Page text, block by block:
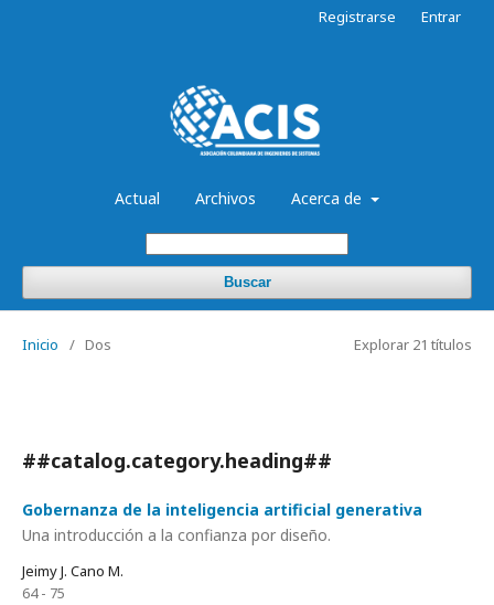
Actual Archivos Acerca de
Buscar
Registrarse Entrar
Inicio / Dos Explorar 21 títulos
##catalog.category.heading##
Gobernanza de la inteligencia artificial generativa
Una introducción a la confianza por diseño.
Jeimy J. Cano M.
64 - 75